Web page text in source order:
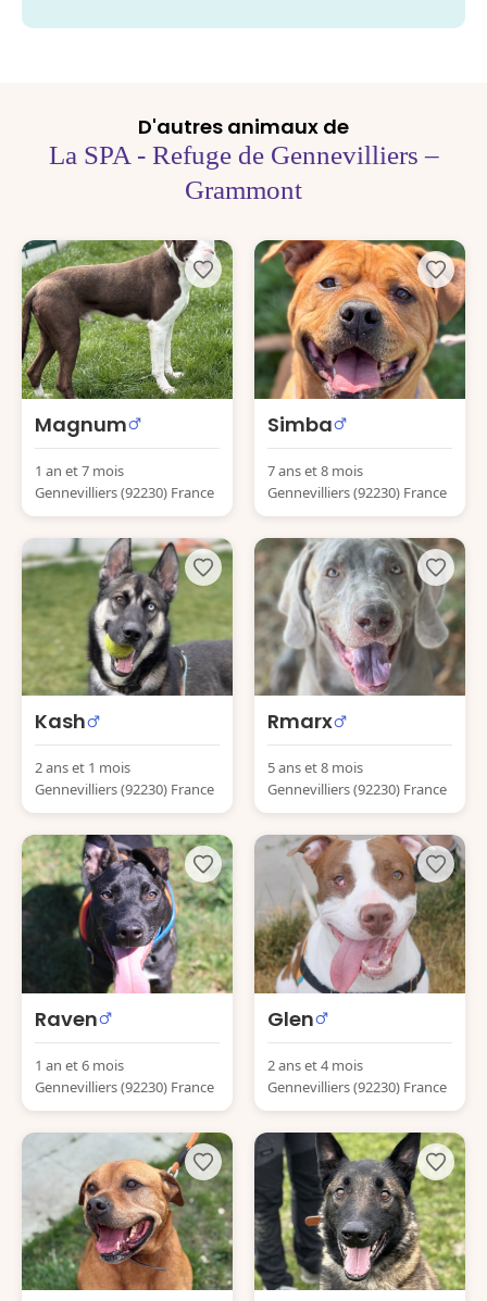
D'autres animaux de
La SPA - Refuge de Gennevilliers –
Grammont
Magnum
1 an et 7 mois
Gennevilliers (92230) France
Simba
7 ans et 8 mois
Gennevilliers (92230) France
Kash
2 ans et 1 mois
Gennevilliers (92230) France
Rmarx
5 ans et 8 mois
Gennevilliers (92230) France
Raven
1 an et 6 mois
Gennevilliers (92230) France
Glen
2 ans et 4 mois
Gennevilliers (92230) France